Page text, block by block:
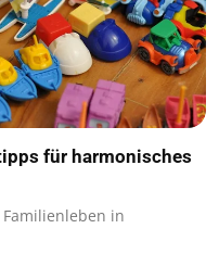
für harmonisches
in